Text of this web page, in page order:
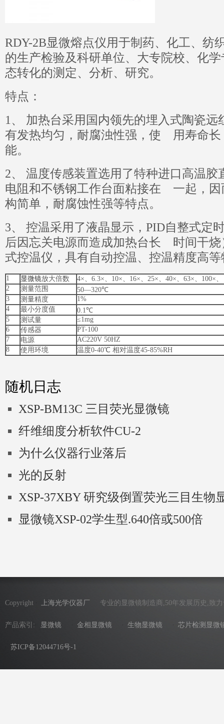
RDY-2B显微熔点仪用于制药、化工、纺
的生产检验及科研单位、大专院校、化
态转化的测定、分析、研究。
特点：
1、 加热台采用国内领先的埋入式陶瓷远
有发热均匀，耐腐浊性强，使 用寿命长
能。
2、 温度传感装置选用了特种进口高温胶
电阻和不锈钢工作台面粘接在 一起，因
构简单，耐腐蚀性强等特点。
3、 控温采用了液晶显示，PID自整式定
后因忘关电源而造成加热台长 时间干烧
式控温仪，具有自动控温、控温精度高
1 显微镜放大倍数
4×、6.3×、10×、16×、25×、40×、63×、100×、
2
测量范围
50—320℃
3
测量精度
1%
4
最小分度值
0.1℃
5
测试量
≤1mg
6
传感器
PT-100
7
电源
AC220V 50HZ
8
使用环境 温度0-40℃ 相对温度45-85%RH
随机日志
XSP-BM13C 三目荧光显微镜
纤维细度分析软件CU-2
为什么仪器行业落后
光的反射
XSP-37XBY 研究级倒置荧光三目生物
显微镜XSP-02学生型.640倍或500倍
Copyright 上海光学仪器厂 专业的显微镜制造商,50年发展历史,致
产品索引: 显微镜 金相显微镜 生物显微镜 芯片检测显微
苏ICP备12044716号-1